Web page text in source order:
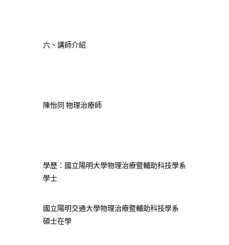
六、講師介紹
陳怡同 物理治療師
學歷：國立陽明大學物理治療暨輔助科技學系
學士
國立陽明交通大學物理治療暨輔助科技學系
碩士在學